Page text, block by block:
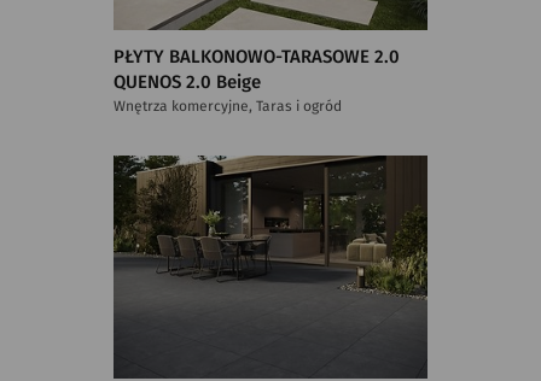
PŁYTY BALKONOWO-TARASOWE 2.0
QUENOS 2.0 Beige
Wnętrza komercyjne, Taras i ogród